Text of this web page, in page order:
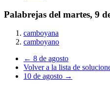
Palabrejas del martes, 9
camboyana
camboyano
← 8 de agosto
Volver a la lista de
10 de agosto →